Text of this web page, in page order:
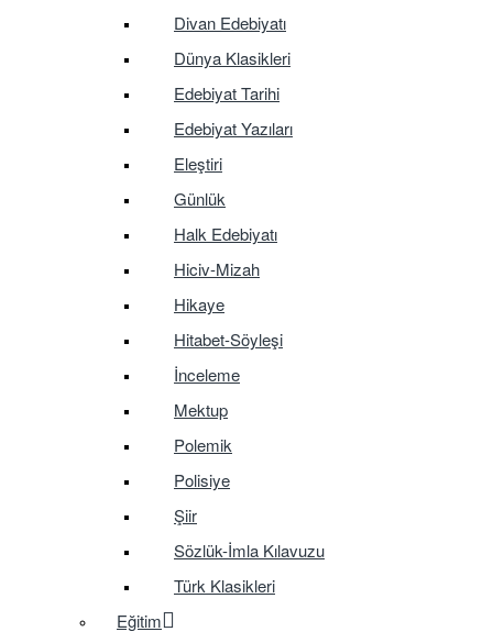
Divan Edebiyatı
Dünya Klasikleri
Edebiyat Tarihi
Edebiyat Yazıları
Eleştiri
Günlük
Halk Edebiyatı
Hiciv-Mizah
Hikaye
Hitabet-Söyleşi
İnceleme
Mektup
Polemik
Polisiye
Şiir
Sözlük-İmla Kılavuzu
Türk Klasikleri
Eğitim